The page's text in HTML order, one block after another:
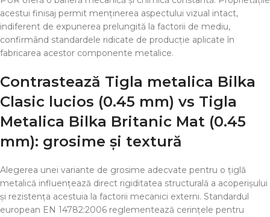
acestui finisaj permit menținerea aspectului vizual intact,
indiferent de expunerea prelungită la factorii de mediu,
confirmând standardele ridicate de producție aplicate în
fabricarea acestor componente metalice.
Contrastează Tigla metalica Bilka
Clasic lucios (0.45 mm) vs Tigla
Metalica Bilka Britanic Mat (0.45
mm): grosime și textură
Alegerea unei variante de grosime adecvate pentru o țiglă
metalică influențează direct rigiditatea structurală a acoperișului
și rezistența acestuia la factorii mecanici externi. Standardul
european EN 14782:2006 reglementează cerințele pentru